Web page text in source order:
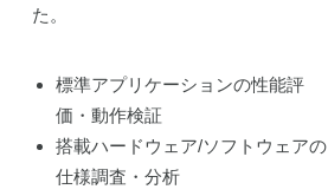
た。
標準アプリケーションの性能評
価・動作検証
搭載ハードウェア/ソフトウェアの
仕様調査・分析